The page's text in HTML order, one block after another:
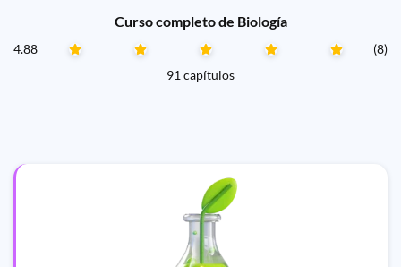
Curso completo de Biología
4.88
(8)
91 capítulos